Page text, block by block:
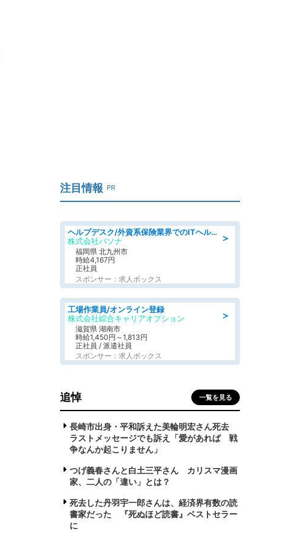
注目情報 PR
＞
ヘルプデスク/外資系保険業界でのITヘルプデスク業務/駅近/即日勤務可/ヘルプデスク
株式会社パソナ
福岡県 北九州市
時給4,167円
正社員
スポンサー：求人ボックス
＞
工場作業員/オンライン登録
株式会社綜合キャリアオプション
滋賀県 湖南市
時給1,450円～1,813円
正社員 / 派遣社員
スポンサー：求人ボックス
追悼 一覧を見る
長崎市出身・平和訴えた美輪明宏さん死去
ラストメッセージでも訴え「愛があれば 戦
争なんか起こりません」
つげ義春さんと白土三平さん カリスマ漫画
家、二人の「違い」とは？
死去した丹羽宇一郎さんは、経済界有数の読
書家だった 『死ぬほど読書』ベストセラー
に